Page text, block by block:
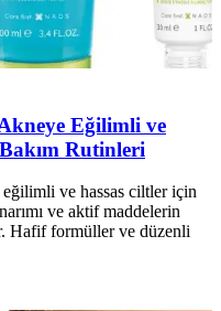
Eğilimli ve
Rutinleri
ve hassas ciltler için
ve aktif maddelerin
Hafif formüller ve düzenli